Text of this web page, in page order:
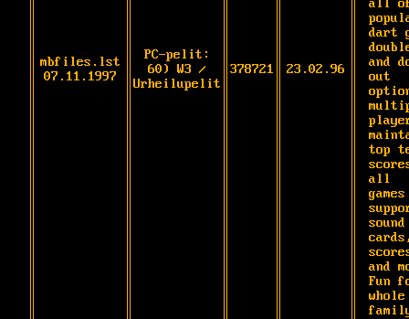
mbfiles.lst
07.11.1997
PC-pelit:
60) W3 /
Urheilupelit
378721 23.02.96
all
dart
and
out
top
all
sound
and
Fun
whole